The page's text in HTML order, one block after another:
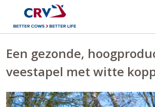
Een gezonde,
veestapel met witte